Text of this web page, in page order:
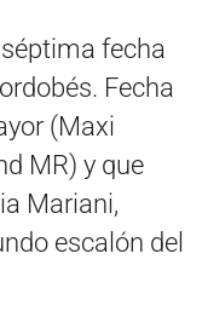
fecha
Fecha
(Maxi
MR) y que
Mariani,
escalón del